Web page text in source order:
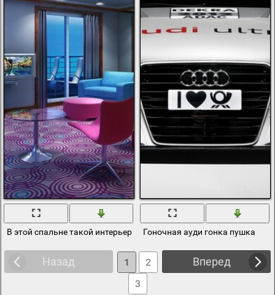
В этой спальне такой интерьер ну просто пушка
Гоночная ауди гонка пушка
Назад Вперед
1
2
3